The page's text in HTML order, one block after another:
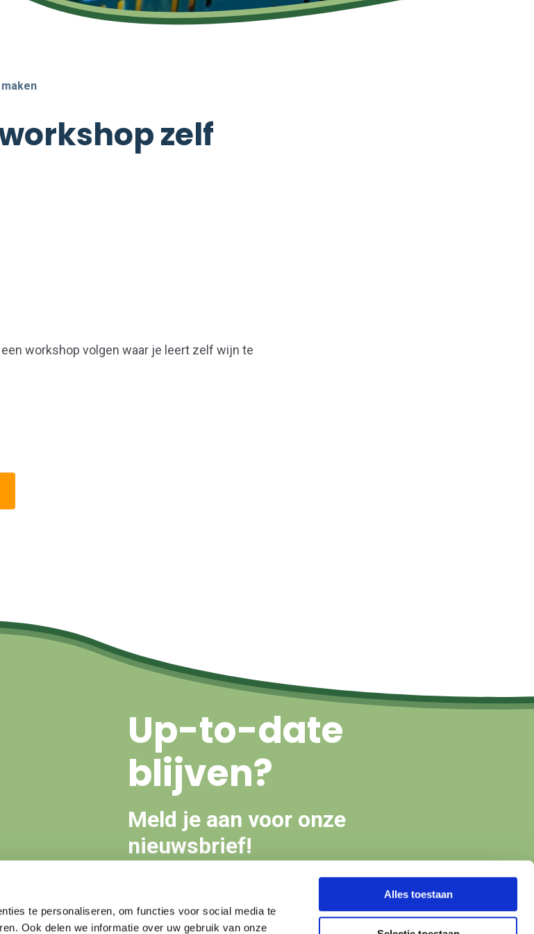
te personaliseren, om functies voor social media te
Ook delen we informatie over uw gebruik van onze
Alles toestaan
zelf
workshop volgen waar je leert zelf wijn te
Up-to-date
blijven?
Meld je aan voor onze
nieuwsbrief!